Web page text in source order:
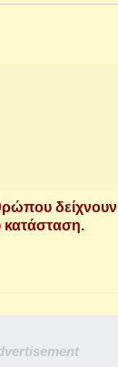
δείχνουν
κατάσταση.